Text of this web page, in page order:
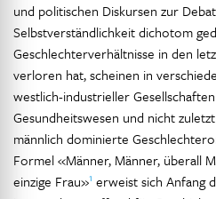
und politischen Diskursen zur
Selbstverständlichkeit dichotom
Geschlechterverhältnisse in den
verloren hat, scheinen in
westlich-industrieller
Gesundheitswesen und nicht
männlich dominierte
Formel «Männer, Männer, überall
einzige Frau»1 erweist sich Anfang